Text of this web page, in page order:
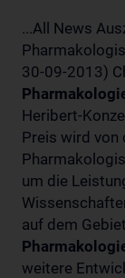
...All News
30-09-2013)
Heribert-
Preis wird von
um die
auf dem
weitere